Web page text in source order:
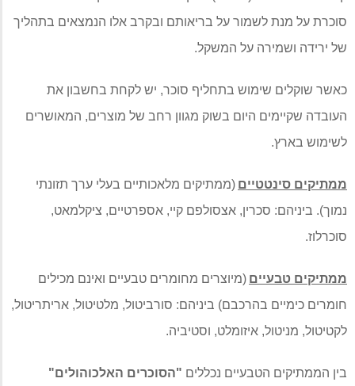
סוכרת על מנת לשמור על בריאותם ובקרב אלו הנמצאים בתהליך
של ירידה ושמירה על המשקל.
כאשר שוקלים שימוש בתחליף סוכר, יש לקחת בחשבון את
העובדה שקיימים היום בשוק מגוון רחב של מוצרים, המאושרים
לשימוש בארץ.
ממתיקים סינטטיים (ממתיקים מלאכותיים בעלי ערך תזונתי
נמוך). ביניהם: סכרין, אצסולפם קיי, אספרטיים, ציקלמאט,
סוכרלוז.
ממתיקים טבעיים (מיוצרים מחומרים טבעיים ואינם מכילים
חומרים כימיים בהרכבם) ביניהם: סורביטול, מלטיטול, אריתריטול,
לקטיטול, מניטול, איזומלט, וסטיביה.
בין הממתיקים הטבעיים נכללים "הסוכרים האלכוהולים"